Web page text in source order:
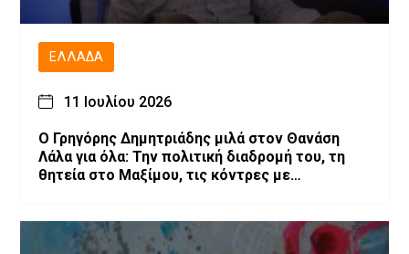
ΕΛΛΆΔΑ
11 Ιουλίου 2026
O Γρηγόρης Δημητριάδης μιλά στον Θανάση
Λάλα για όλα: Την πολιτική διαδρομή του, τη
θητεία στο Μαξίμου, τις κόντρες με